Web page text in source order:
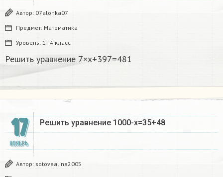
Автор: 07alonka07
Предмет: Математика
Уровень: 1 - 4 класс
Решить уравнение 7×х+397=481
17
НОЯБРЬ
Решить уравнение 1000-х=35+48
Автор: sotovaalina2005